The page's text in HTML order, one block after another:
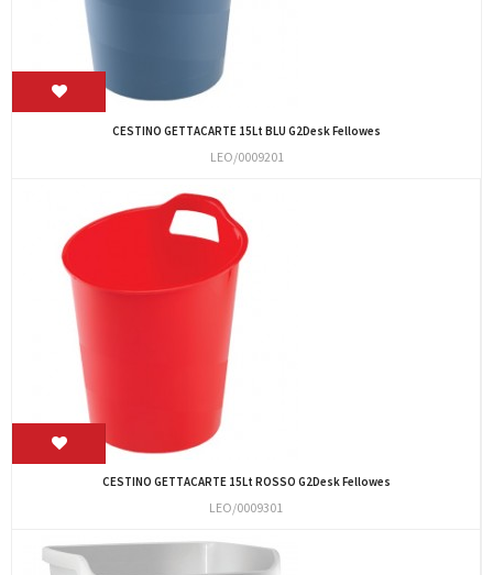
CESTINO GETTACARTE 15Lt BLU G2Desk Fellowes
LEO/0009201
CESTINO GETTACARTE 15Lt ROSSO G2Desk Fellowes
LEO/0009301